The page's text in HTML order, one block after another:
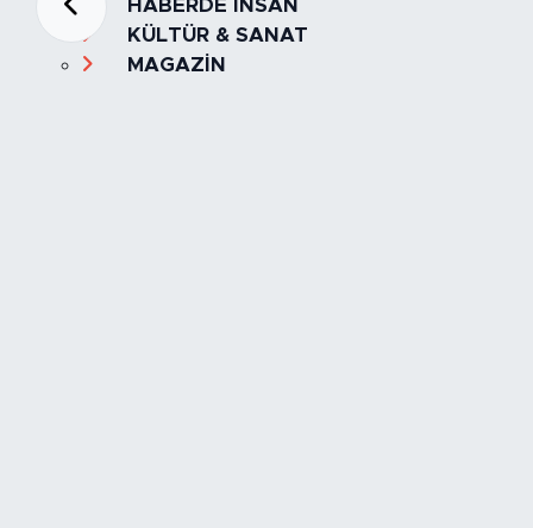
HABERDE İNSAN
KÜLTÜR & SANAT
MAGAZİN